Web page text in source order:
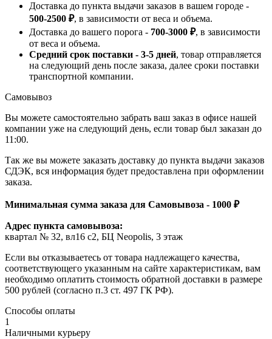
Доставка до пункта выдачи заказов в вашем городе -
500-2500 ₽, в зависимости от веса и объема.
Доставка до вашего порога - 700-3000 ₽, в зависимости
от веса и объема.
Средний срок поставки - 3-5 дней, товар отправляется
на следующий день после заказа, далее сроки поставки
транспортной компании.
Самовывоз
Вы можете самостоятельно забрать ваш заказ в офисе нашей
компании уже на следующий день, если товар был заказан до
11:00.
Так же вы можете заказать доставку до пункта выдачи заказов
СДЭК, вся информация будет предоставлена при оформлении
заказа.
Минимальная сумма заказа для Самовывоза - 1000 ₽
Адрес пункта самовывоза:
квартал № 32, вл16 с2, БЦ Neopolis, 3 этаж
Если вы отказываетесь от товара надлежащего качества,
соответствующего указанным на сайте характеристикам, вам
необходимо оплатить стоимость обратной доставки в размере
500 рублей (согласно п.3 ст. 497 ГК РФ).
Способы оплаты
1
Наличными курьеру